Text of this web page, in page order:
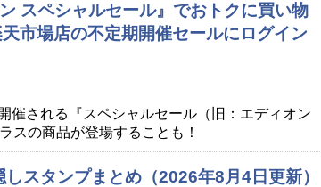
スペシャルセール』でおトクに買い物
市場店の不定期開催セールにログイン
催される『スペシャルセール（旧：エディオン
スの商品が登場することも！
しスタンプまとめ（2026年8月4日更新）